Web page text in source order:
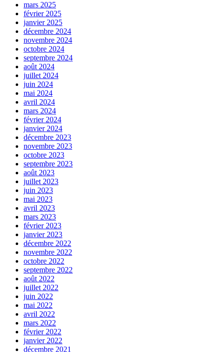
mars 2025
février 2025
janvier 2025
décembre 2024
novembre 2024
octobre 2024
septembre 2024
août 2024
juillet 2024
juin 2024
mai 2024
avril 2024
mars 2024
février 2024
janvier 2024
décembre 2023
novembre 2023
octobre 2023
septembre 2023
août 2023
juillet 2023
juin 2023
mai 2023
avril 2023
mars 2023
février 2023
janvier 2023
décembre 2022
novembre 2022
octobre 2022
septembre 2022
août 2022
juillet 2022
juin 2022
mai 2022
avril 2022
mars 2022
février 2022
janvier 2022
décembre 2021